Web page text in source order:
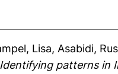
Lisa, Asabidi,
patterns in